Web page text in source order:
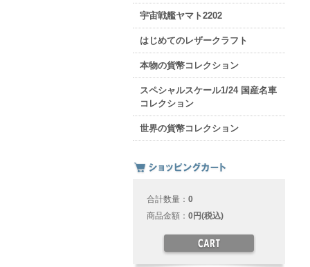
宇宙戦艦ヤマト2202
はじめてのレザークラフト
本物の貨幣コレクション
スペシャルスケール1/24 国産名車
コレクション
世界の貨幣コレクション
合計数量： 0
商品金額： 0円(税込)